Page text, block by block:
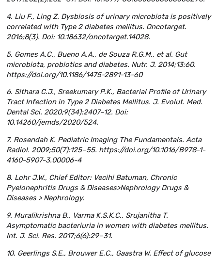
4. Liu F., Ling Z. Dysbiosis of urinary microbiota is positively
correlated with Type 2 diabetes mellitus. Oncotarget.
2016;8(3). Doi: 10.18632/oncotarget.14028.
5. Gomes A.C., Bueno A.A., de Souza R.G.M., et al. Gut
microbiota, probiotics and diabetes. Nutr. J. 2014;13:60.
https://doi.org/10.1186/1475-2891-13-60
6. Sithara C.J., Sreekumary P.K., Bacterial Profile of Urinary
Tract Infection in Type 2 Diabetes Mellitus. J. Evolut. Med.
Dental Sci. 2020;9(34):2407–12. Doi:
10.14260/jemds/2020/524.
7. Rosendah K. Pediatric Imaging The Fundamentals. Acta
Radiol. 2009;50(7):125–55. https://doi.org/10.1016/B978-1-
4160-5907-3.00006-4
8. Lohr J.W., Chief Editor: Vecihi Batuman, Chronic
Pyelonephritis Drugs & Diseases>Nephrology Drugs &
Diseases > Nephrology.
9. Muralikrishna B., Varma K.S.K.C., Srujanitha T.
Asymptomatic bacteriuria in women with diabetes mellitus.
Int. J. Sci. Res. 2017;6(6):29–31.
10. Geerlings S.E., Brouwer E.C., Gaastra W. Effect of glucose